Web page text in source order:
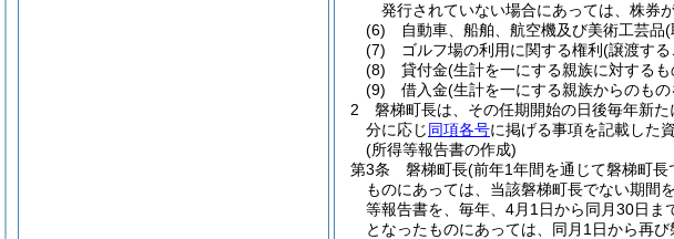
発行されていない場合にあっては、株券
(6)
自動車、船舶、航空機及び美術工芸品(
(7)
ゴルフ場の利用に関する権利 (譲渡す
(8)
貸付金(生計を一にする親族に対する
(9)
借入金(生計を一にする親族からのも
2
磐梯町長は、その任期開始の日後毎年新
分に応じ同項各号に掲げる事項を記載した
(所得等報告書の作成)
第3条
磐梯町長(前年1年間を通じて磐梯町長
ものにあっては、当該磐梯町長でない期間
等報告書を、毎年、4月1日から同月30日ま
となったものにあっては、同月1日から再